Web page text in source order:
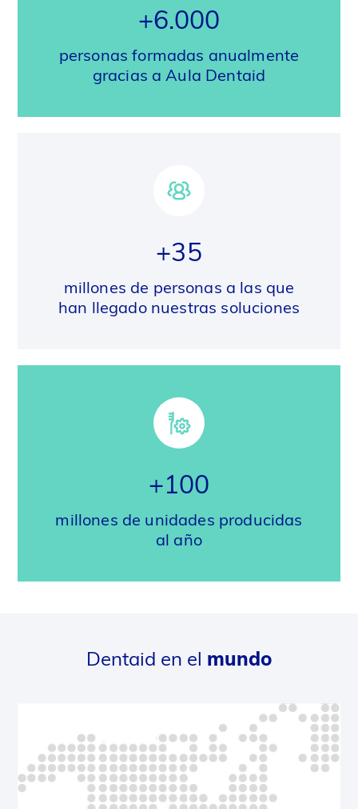
+6.000
personas formadas anualmente
gracias a Aula Dentaid
+35
millones de personas a las que
han llegado nuestras soluciones
+100
millones de unidades producidas
al año
Dentaid en el mundo